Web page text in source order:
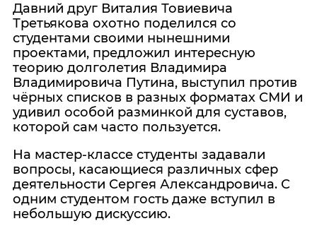
Давний друг Виталия Товиевича
Третьякова охотно поделился со
студентами своими нынешними
проектами, предложил интересную
теорию долголетия Владимира
Владимировича Путина, выступил против
чёрных списков в разных форматах СМИ и
удивил особой разминкой для суставов,
которой сам часто пользуется.
На мастер-классе студенты задавали
вопросы, касающиеся различных сфер
деятельности Сергея Александровича. С
одним студентом гость даже вступил в
небольшую дискуссию.